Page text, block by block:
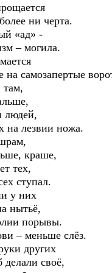
ни черта.
«ад» -
– могила.
на самозапертые
людей,
лезвии ножа.
краше,
тех,
ступал.
у них
нытьё,
порывы.
– меньше слёз.
других
делали своё,